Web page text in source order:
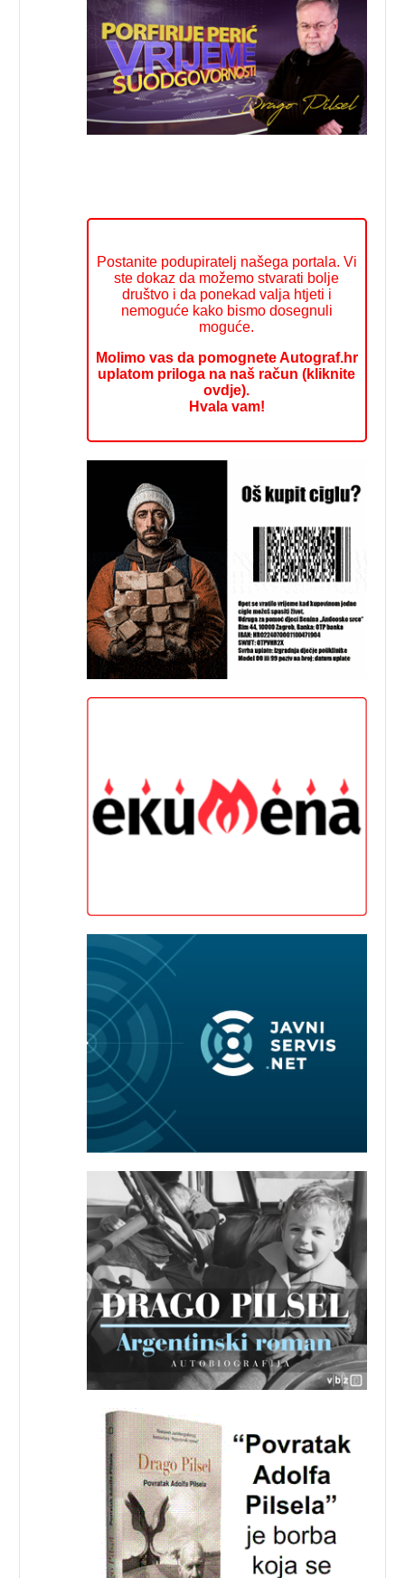
Postanite podupiratelj našega portala. Vi
ste dokaz da možemo stvarati bolje
društvo i da ponekad valja htjeti i
nemoguće kako bismo dosegnuli
moguće.
Molimo vas da pomognete Autograf.hr
uplatom priloga na naš račun (kliknite
ovdje).
Hvala vam!